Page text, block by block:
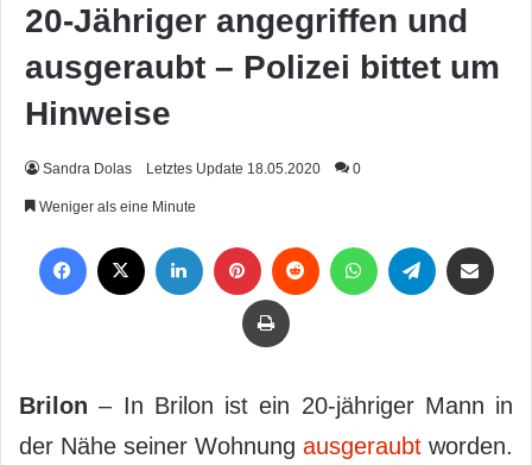
20-Jähriger angegriffen und
ausgeraubt – Polizei bittet um
Hinweise
Sandra Dolas Letztes Update 18.05.2020 0
Weniger als eine Minute
Drucken
Brilon – In Brilon ist ein 20-jähriger Mann in
der Nähe seiner Wohnung ausgeraubt worden.